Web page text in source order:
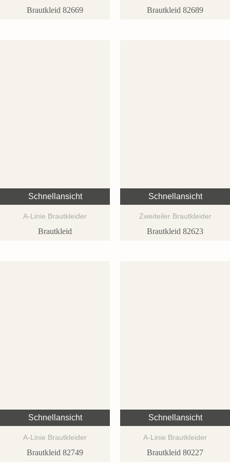
Brautkleid 82669 Brautkleid 82689
Schnellansicht
A-Linie Brautkleider
Brautkleid
Schnellansicht
Zweiteiler Brautkleider
Brautkleid 82623
Schnellansicht
A-Linie Brautkleider
Brautkleid 82749
Schnellansicht
A-Linie Brautkleider
Brautkleid 80227